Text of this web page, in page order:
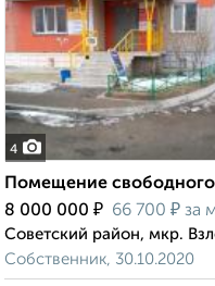
4
Помещение свободного
8 000 000 ₽ 66 700 ₽ за
Советский район, мкр.
Собственник, 30.10.2020